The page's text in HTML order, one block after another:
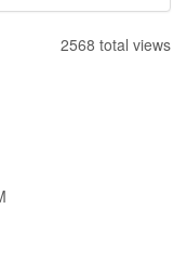
2568 total views